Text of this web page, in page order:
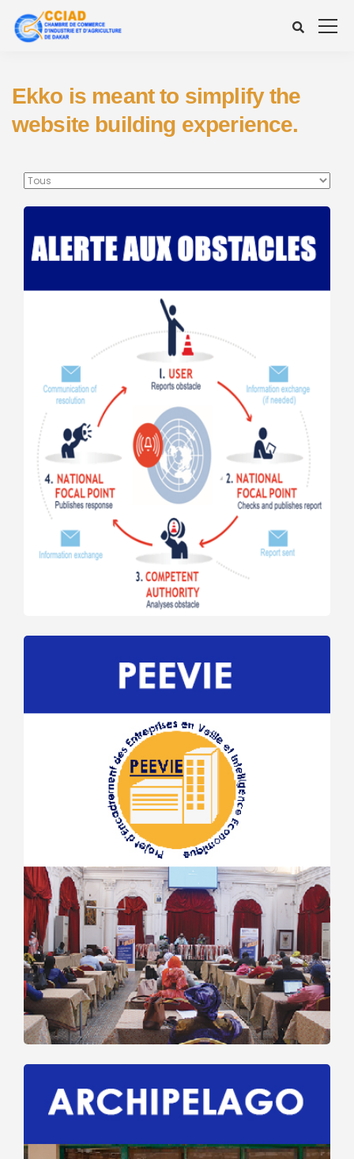
Ekko is meant to simplify the
website building experience.
Mécanisme
d’alerte
aux
obstacles
au
commerce
Projet
d’Encadrement
des
entreprises
en Veille et
Intelligence
Economique